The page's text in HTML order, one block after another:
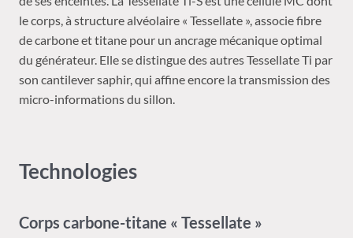
le corps, à structure alvéolaire « Tessellate », associe fibre
de carbone et titane pour un ancrage mécanique optimal
du générateur. Elle se distingue des autres Tessellate Ti par
son cantilever saphir, qui affine encore la transmission des
micro-informations du sillon.
Technologies
Corps carbone-titane « Tessellate »